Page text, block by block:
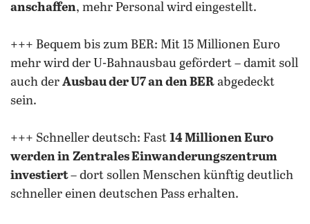
anschaffen, mehr Personal wird eingestellt.
+++ Bequem bis zum BER: Mit 15 Millionen Euro
mehr wird der U-Bahnausbau gefördert – damit soll
auch der Ausbau der U7 an den BER abgedeckt
sein.
+++ Schneller deutsch: Fast 14 Millionen Euro
werden in Zentrales Einwanderungszentrum
investiert– dort sollen Menschen künftig deutlich
schneller einen deutschen Pass erhalten.